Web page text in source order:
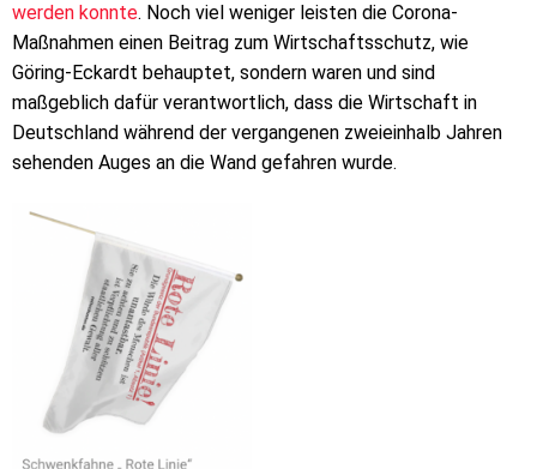
werden konnte. Noch viel weniger leisten die Corona-
Maßnahmen einen Beitrag zum Wirtschaftsschutz, wie
Göring-Eckardt behauptet, sondern waren und sind
maßgeblich dafür verantwortlich, dass die Wirtschaft in
Deutschland während der vergangenen zweieinhalb Jahren
sehenden Auges an die Wand gefahren wurde.